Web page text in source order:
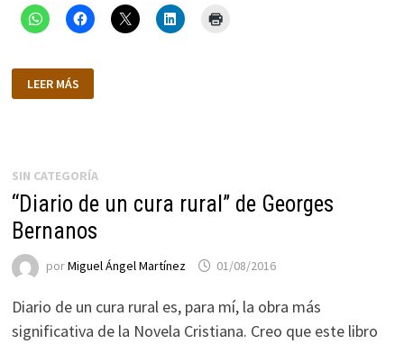
“DIARIO
DE
UN
LEER MÁS
SIN CATEGORÍA
“Diario de un cura rural” de Georges
Bernanos
porMiguel Ángel Martínez 01/08/2016
Diario de un cura rural es, para mí, la obra más
significativa de la Novela Cristiana. Creo que este libro